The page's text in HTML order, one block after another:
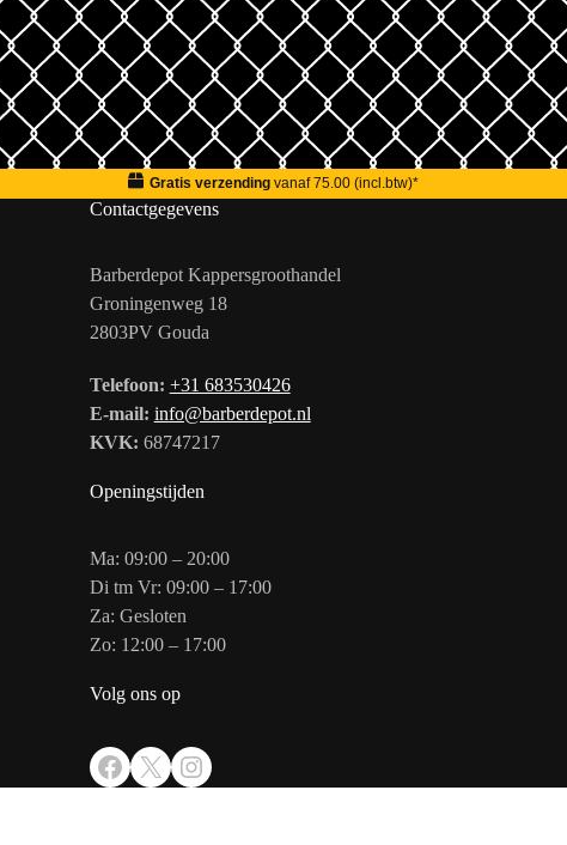
Gratis verzendingvanaf 75.00 (incl.btw)*
Contactgegevens
Barberdepot Kappersgroothandel
Groningenweg 18
2803PV Gouda
Telefoon: +31 683530426
E-mail: info@barberdepot.nl
KVK: 68747217
Openingstijden
Ma: 09:00 – 20:00
Di tm Vr: 09:00 – 17:00
Za: Gesloten
Zo: 12:00 – 17:00
Volg ons op